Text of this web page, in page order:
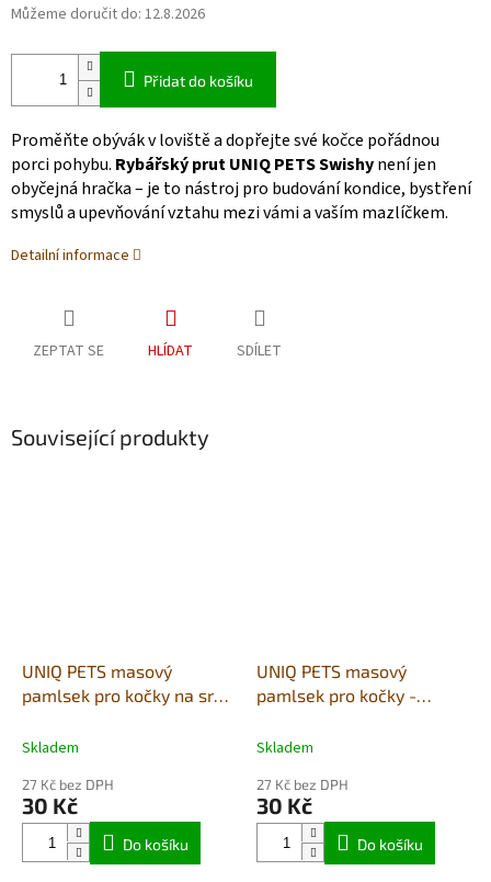
Můžeme doručit do: 12.8.2026
Přidat do košíku
Proměňte obývák v loviště a dopřejte své kočce pořádnou
porci pohybu. Rybářský prut UNIQ PETS Swishynení jen
obyčejná hračka – je to nástroj pro budování kondice, bystření
smyslů a upevňování vztahu mezi vámi a vaším mazlíčkem.
Detailní informace
ZEPTAT SE HLÍDAT SDÍLET
Související produkty
UNIQ PETS masový
pamlsek pro kočky na srst
kachním masem 50g
Skladem
27 Kč bez DPH
30 Kč
Do košíku
UNIQ PETS masový
pamlsek pro kočky -
a taurinem 50g
Skladem
27 Kč bez DPH
30 Kč
Do košíku